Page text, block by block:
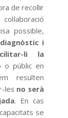
de recollir
possible,
i
li la
o públic en
resulten
les no serà
. En cas
se